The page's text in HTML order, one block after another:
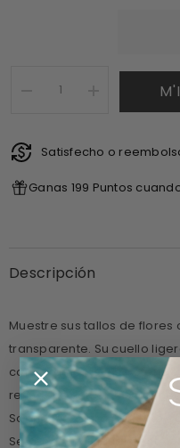
value
&quot;producto&quot;
&quot;Reducir
}}&quot;
Error:
value
&quot;Aumentar
Satisfecho o
Ganas 199 Puntos
Descripción
Muestre sus tallos de
transparente. Su cuello
correctamente tus
refinadas con el mismo
Sobrio,quedará perfecto
Se vende individualmente.